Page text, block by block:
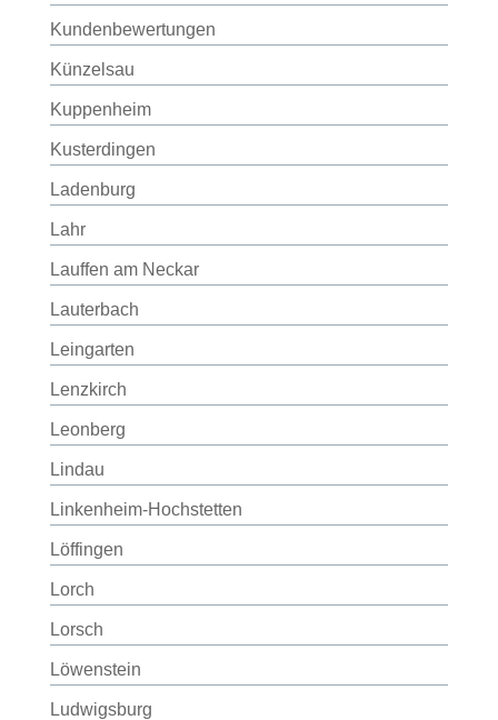
Kundenbewertungen
Künzelsau
Kuppenheim
Kusterdingen
Ladenburg
Lahr
Lauffen am Neckar
Lauterbach
Leingarten
Lenzkirch
Leonberg
Lindau
Linkenheim-Hochstetten
Löffingen
Lorch
Lorsch
Löwenstein
Ludwigsburg